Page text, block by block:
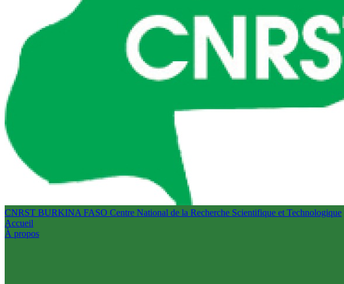
CNRST BURKINA FASO Centre National de la Recherche Scientifique et Technologique
Accueil
À propos